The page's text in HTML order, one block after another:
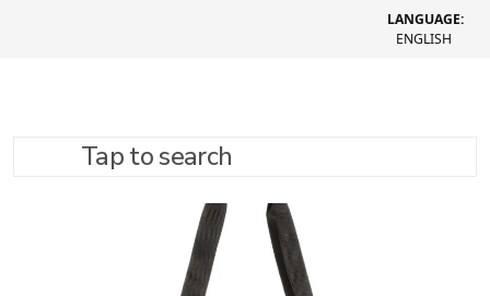
LANGUAGE:
ENGLISH
Tap to search